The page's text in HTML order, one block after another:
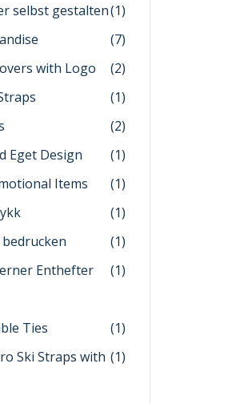
selbst gestalten(1)
(7)
with Logo
(2)
(1)
(2)
Eget Design
(1)
Items
(1)
(1)
(1)
Enthefter
(1)
Ties
(1)
Ski Straps with (1)